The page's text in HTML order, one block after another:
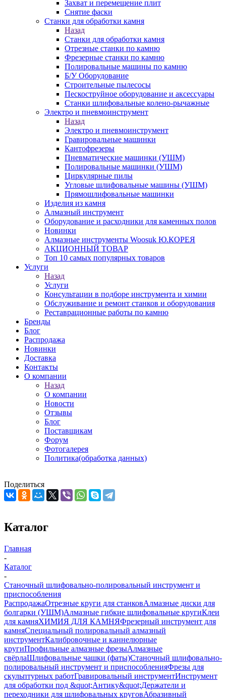
Захват и перемещение плит
Снятие фаски
Станки для обработки камня
Назад
Станки для обработки камня
Отрезные станки по камню
Фрезерные станки по камню
Полировальные машины по камню
Б/У Оборудование
Строительные пылесосы
Пескоструйное оборудование и аксессуары
Станки шлифовальные колено-рычажные
Электро и пневмоинструмент
Назад
Электро и пневмоинструмент
Гравировальные машинки
Кантофрезеры
Пневматические машинки (УШМ)
Полировальные машинки (УШМ)
Циркулярные пилы
Угловые шлифовальные машины (УШМ)
Прямошлифовальные машинки
Изделия из камня
Алмазный инструмент
Оборудование и расходники для каменных полов
Новинки
Алмазные инструменты Woosuk Ю.КОРЕЯ
АКЦИОННЫЙ ТОВАР
Топ 10 самых популярных товаров
Услуги
Назад
Услуги
Консультации в подборе инструмента и химии
Обслуживание и ремонт станков и оборудования
Реставрационные работы по камню
Бренды
Блог
Распродажа
Новинки
Доставка
Контакты
О компании
Назад
О компании
Новости
Отзывы
Блог
Поставщикам
Форум
Фотогалерея
Политика(обработка данных)
Поделиться
Каталог
Главная
-
Каталог
-
Станочный шлифовально-полировальный инструмент и
приспособления
РаспродажаОтрезные круги для станковАлмазные диски для
болгарки (УШМ)Алмазные гибкие шлифовальные кругиКлеи
для камняХИМИЯ ДЛЯ КАМНЯФрезерный инструмент для
камняСпециальный полировальный алмазный
инструментКалибровочные и каннелюрные
кругиПрофильные алмазные фрезыАлмазные
свёрлаШлифовальные чашки (фаты)Станочный шлифовально-
полировальный инструмент и приспособленияФрезы для
скульптурных работГравировальный инструментИнструмент
для обработки под &quot;Антику&quot;Держатели и
переходники для шлифовальных круговАбразивный